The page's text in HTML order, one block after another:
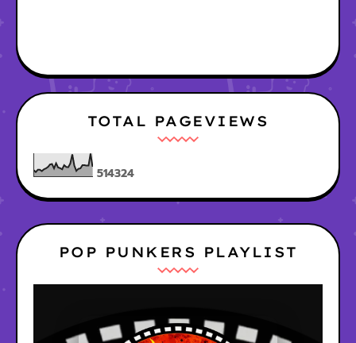
TOTAL PAGEVIEWS
514324
POP PUNKERS PLAYLIST